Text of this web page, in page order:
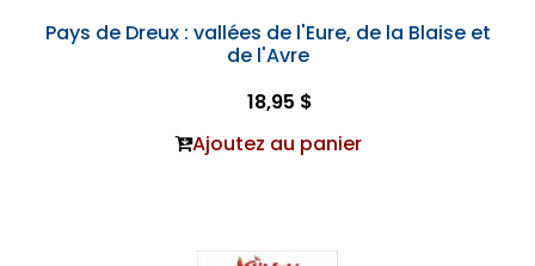
Pays de Dreux : vallées de l'Eure, de la Blaise et
de l'Avre
18,95 $
Ajoutez au panier